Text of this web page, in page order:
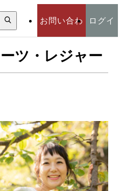
お問い合わ
せ
ログイ
ン
検索
ツ・レジャー